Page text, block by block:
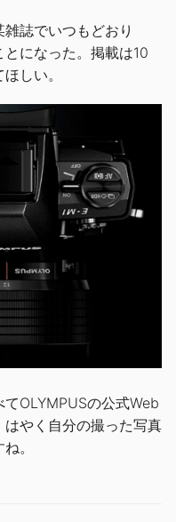
誌でいつもどおり
とになった。掲載は10
しい。
OLYMPUSの公式Web
やく自分の撮った写真
。